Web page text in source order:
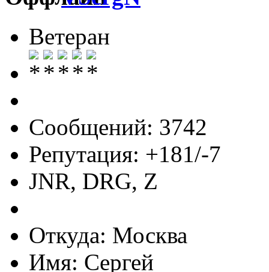
Ветеран
Сообщений: 3742
Репутация: +181/-7
JNR, DRG, Z
Откуда: Москва
Имя: Сергей